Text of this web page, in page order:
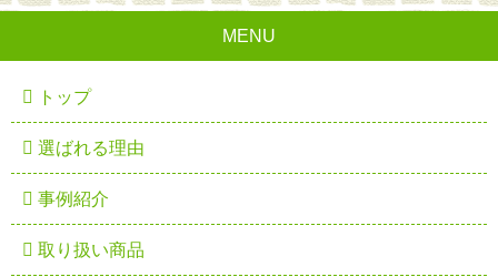
MENU
トップ
選ばれる理由
事例紹介
取り扱い商品